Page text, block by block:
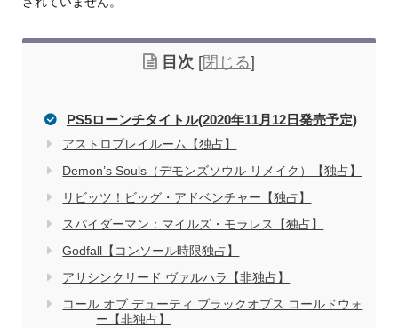
目次 [閉じる]
PS5ローンチタイトル(2020年11月12日発売予定)
アストロプレイルーム【独占】
Demon’s Souls（デモンズソウル リメイク）【独占】
リビッツ！ビッグ・アドベンチャー【独占】
スパイダーマン：マイルズ・モラレス【独占】
Godfall【コンソール時限独占】
アサシンクリード ヴァルハラ【非独占】
コール オブ デューティ ブラックオプス コールドウォ
ー【非独占】